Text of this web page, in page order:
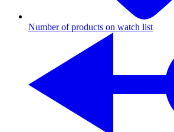
Number of products on watch list